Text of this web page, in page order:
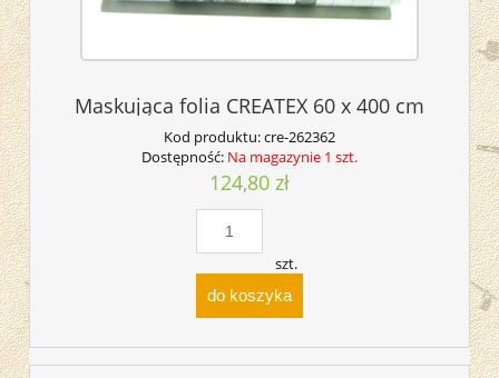
Maskująca folia CREATEX 60 x 400 cm
Kod produktu:cre-262362
Dostępność: Na magazynie 1 szt.
124,80 zł
szt.
do koszyka